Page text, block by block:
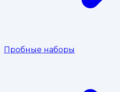
Пробные наборы